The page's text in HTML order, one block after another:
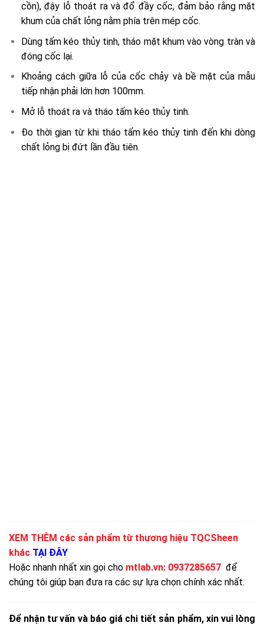
cồn), đậy lỗ thoát ra và đổ đầy cốc, đảm bảo rằng mặt
khum của chất lỏng nằm phía trên mép cốc.
Dùng tấm kéo thủy tinh, tháo mặt khum vào vòng tràn và
đóng cốc lại.
Khoảng cách giữa lỗ của cốc chảy và bề mặt của mẫu
tiếp nhận phải lớn hơn 100mm.
Mở lỗ thoát ra và tháo tấm kéo thủy tinh.
Đo thời gian từ khi tháo tấm kéo thủy tinh đến khi dòng
chất lỏng bị đứt lần đầu tiên.
XEM THÊM các sản phẩm từ thương hiệu TQCSheen
khác TẠI ĐÂY
Hoặc nhanh nhất xin gọi cho mtlab.vn: 0937285657 để
chúng tôi giúp bạn đưa ra các sự lựa chọn chính xác nhất.
Để nhận tư vấn và báo giá chi tiết sản phẩm, xin vui lòng